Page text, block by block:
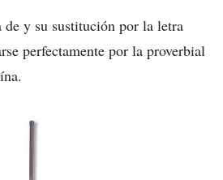
y su sustitución por la letra
perfectamente por la proverbial